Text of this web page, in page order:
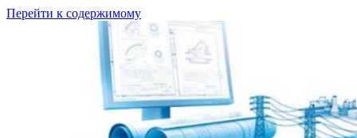
Перейти к содержимому